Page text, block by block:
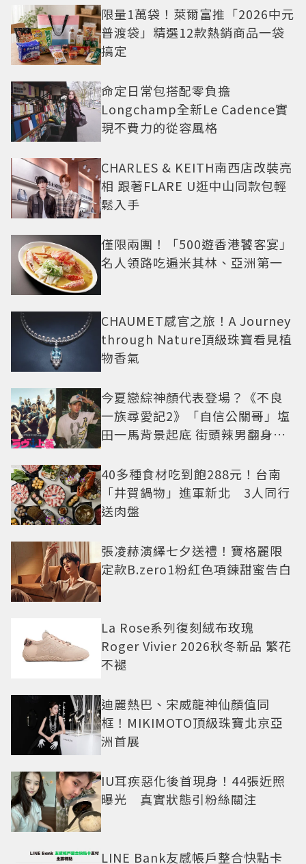
限量1萬袋！萊爾富推「2026中元
普渡袋」精選12款熱銷商品一袋
搞定
命定日常包搭配零負擔
Longchamp全新Le Cadence實
現不費力的從容風格
CHARLES & KEITH南西店改裝亮
相 跟著FLARE U逛中山同款包輕
鬆入手
僅限兩團！「500遊香港饕客宴」
名人領路吃遍米其林、亞洲第一
CHAUMET感官之旅！A Journey
through Nature頂級珠寶看見植
物香氣
今夏戀綜神顏代表登場？《不良
一族尋愛記2》「自信公關哥」塩
田一馬背景起底 街頭辣男翻身當
40多種食材吃到飽288元！台南
「井賀鍋物」進軍新北 3人同行
送肉盤
張凌赫演繹七夕送禮！寶格麗限
定款B.zero1粉紅色項鍊甜蜜告白
La Rose系列復刻絨布玫瑰
Roger Vivier 2026秋冬新品 繁花
不褪
迪麗熱巴、宋威龍神仙顏值同
框！MIKIMOTO頂級珠寶北京亞
洲首展
IU耳疾惡化後首現身！44張近照
曝光 真實狀態引粉絲關注
LINE Bank友感帳戶整合快點卡